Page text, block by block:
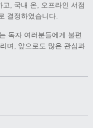
, 국내 온, 오프라인 서점
결정하였습니다.
독자 여러분들에게 불편
며, 앞으로도 많은 관심과